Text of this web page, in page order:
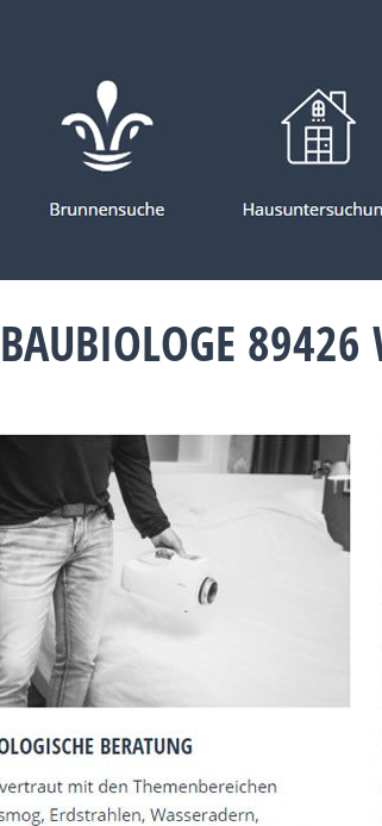
89426